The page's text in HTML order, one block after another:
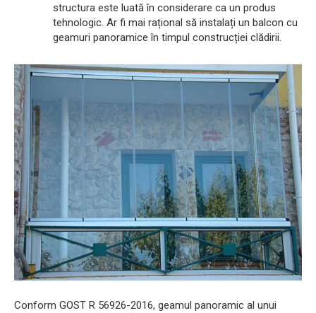
structura este luată în considerare ca un produs
tehnologic. Ar fi mai rațional să instalați un balcon cu
geamuri panoramice în timpul construcției clădirii.
Conform GOST R 56926-2016, geamul panoramic al unui